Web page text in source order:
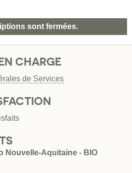
sont fermées.
CHARGE
de Services
Nouvelle-Aquitaine - BIO